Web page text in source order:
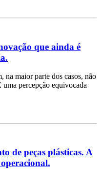
que ainda é
na maior parte dos casos, não
percepção equivocada
de peças plásticas. A